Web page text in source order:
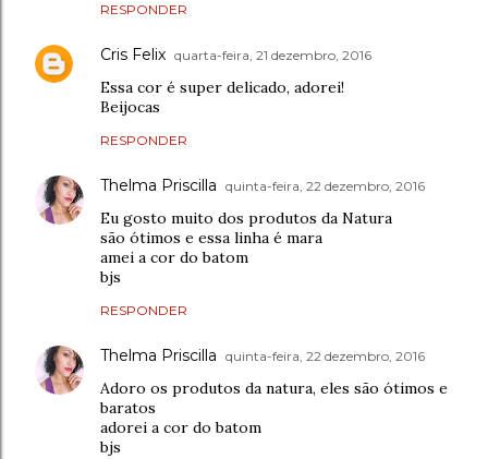
RESPONDER
Cris Felix quarta-feira, 21 dezembro, 2016
Essa cor é super delicado, adorei!
Beijocas
RESPONDER
Thelma Priscilla quinta-feira, 22 dezembro, 2016
Eu gosto muito dos produtos da Natura
são ótimos e essa linha é mara
amei a cor do batom
bjs
RESPONDER
Thelma Priscilla quinta-feira, 22 dezembro, 2016
Adoro os produtos da natura, eles são ótimos e
baratos
adorei a cor do batom
bjs